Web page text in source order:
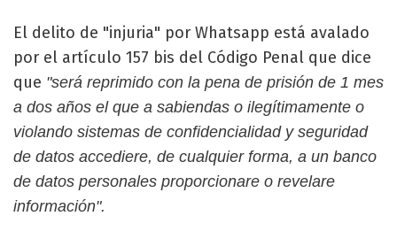
El delito de "injuria" por Whatsapp está avalado
por el artículo 157 bis del Código Penal que dice
que "será reprimido con la pena de prisión de 1 mes
a dos años el que a sabiendas o ilegítimamente o
violando sistemas de confidencialidad y seguridad
de datos accediere, de cualquier forma, a un banco
de datos personales proporcionare o revelare
información".